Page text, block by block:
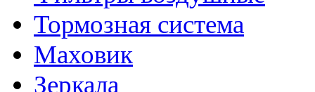
Тормозная система
Маховик
Зеркала